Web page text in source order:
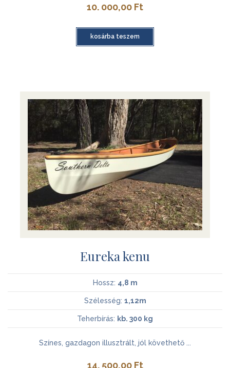
10. 000,00 Ft
kosárba teszem
Eureka kenu
Hossz: 4,8 m
Szélesség: 1,12m
Teherbírás: kb. 300 kg
Színes, gazdagon illusztrált, jól követhető ...
14. 500,00 Ft